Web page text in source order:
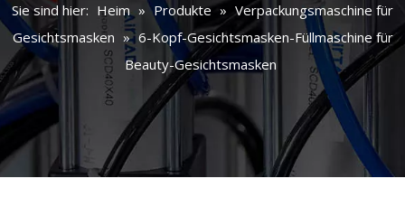
Sie sind hier: Heim » Produkte » Verpackungsmaschine für
Gesichtsmasken » 6-Kopf-Gesichtsmasken-Füllmaschine für
Beauty-Gesichtsmasken